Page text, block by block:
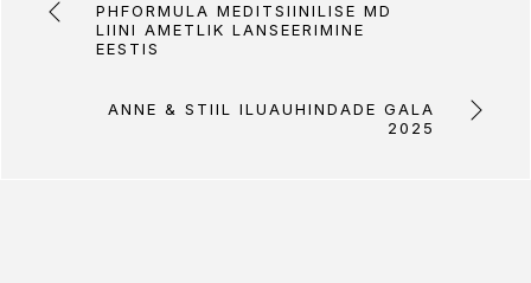
PHFORMULA MEDITSIINILISE MD
LIINI AMETLIK LANSEERIMINE
EESTIS
ANNE & STIIL ILUAUHINDADE GALA
2025